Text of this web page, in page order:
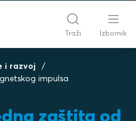
Traži Izbornik
i razvoj
impulsa
zaštita od